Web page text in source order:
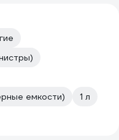
емкости)
1 л